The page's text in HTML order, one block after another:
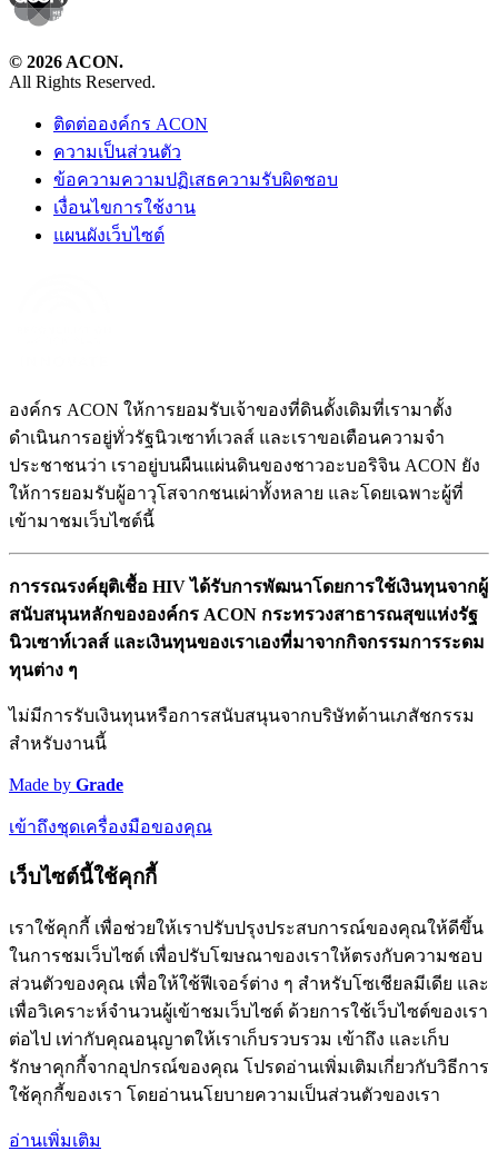
© 2026 ACON.
All Rights Reserved.
ติดต่อองค์กร ACON
ความเป็นส่วนตัว
ข้อความความปฏิเสธความรับผิดชอบ
เงื่อนไขการใช้งาน
แผนผังเว็บไซต์
องค์กร ACON ให้การยอมรับเจ้าของที่ดินดั้งเดิมที่เรามาตั้ง
ดำเนินการอยู่ทั่วรัฐนิวเซาท์เวลส์ และเราขอเตือนความจำ
ประชาชนว่า เราอยู่บนผืนแผ่นดินของชาวอะบอริจิน ACON ยัง
ให้การยอมรับผู้อาวุโสจากชนเผ่าทั้งหลาย และโดยเฉพาะผู้ที่
เข้ามาชมเว็บไซต์นี้
การรณรงค์ยุติเชื้อ HIV ได้รับการพัฒนาโดยการใช้เงินทุนจากผู้
สนับสนุนหลักขององค์กร ACON กระทรวงสาธารณสุขแห่งรัฐ
นิวเซาท์เวลส์ และเงินทุนของเราเองที่มาจากกิจกรรมการระดม
ทุนต่าง ๆ
ไม่มีการรับเงินทุนหรือการสนับสนุนจากบริษัทด้านเภสัชกรรม
สำหรับงานนี้
Made by Grade
เข้าถึงชุดเครื่องมือของคุณ
เว็บไซต์นี้ใช้คุกกี้
เราใช้คุกกี้ เพื่อช่วยให้เราปรับปรุงประสบการณ์ของคุณให้ดีขึ้น
ในการชมเว็บไซต์ เพื่อปรับโฆษณาของเราให้ตรงกับความชอบ
ส่วนตัวของคุณ เพื่อให้ใช้ฟีเจอร์ต่าง ๆ สำหรับโซเชียลมีเดีย และ
เพื่อวิเคราะห์จำนวนผู้เข้าชมเว็บไซต์ ด้วยการใช้เว็บไซต์ของเรา
ต่อไป เท่ากับคุณอนุญาตให้เราเก็บรวบรวม เข้าถึง และเก็บ
รักษาคุกกี้จากอุปกรณ์ของคุณ โปรดอ่านเพิ่มเติมเกี่ยวกับวิธีการ
ใช้คุกกี้ของเรา โดยอ่านนโยบายความเป็นส่วนตัวของเรา
อ่านเพิ่มเติม